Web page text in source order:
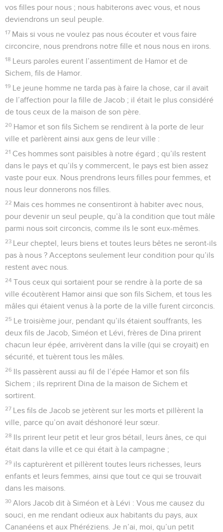
vos filles pour nous ; nous habiterons avec vous, et nous
deviendrons un seul peuple.
17 Mais si vous ne voulez pas nous écouter et vous faire
circoncire, nous prendrons notre fille et nous nous en irons.
18 Leurs paroles eurent l’assentiment de Hamor et de
Sichem, fils de Hamor.
19 Le jeune homme ne tarda pas à faire la chose, car il avait
de l’affection pour la fille de Jacob ; il était le plus considéré
de tous ceux de la maison de son père.
20 Hamor et son fils Sichem se rendirent à la porte de leur
ville et parlèrent ainsi aux gens de leur ville :
21 Ces hommes sont paisibles à notre égard ; qu’ils restent
dans le pays et qu’ils y commercent, le pays est bien assez
vaste pour eux. Nous prendrons leurs filles pour femmes, et
nous leur donnerons nos filles.
22 Mais ces hommes ne consentiront à habiter avec nous,
pour devenir un seul peuple, qu’à la condition que tout mâle
parmi nous soit circoncis, comme ils le sont eux-mêmes.
23 Leur cheptel, leurs biens et toutes leurs bêtes ne seront-ils
pas à nous ? Acceptons seulement leur condition pour qu’ils
restent avec nous.
24 Tous ceux qui sortaient pour se rendre à la porte de sa
ville écoutèrent Hamor ainsi que son fils Sichem, et tous les
mâles qui étaient venus à la porte de la ville furent circoncis.
25 Le troisième jour, pendant qu’ils étaient souffrants, les
deux fils de Jacob, Siméon et Lévi, frères de Dina prirent
chacun leur épée, arrivèrent dans la ville (qui se croyait) en
sécurité, et tuèrent tous les mâles.
26 Ils passèrent aussi au fil de l’épée Hamor et son fils
Sichem ; ils reprirent Dina de la maison de Sichem et
sortirent.
27 Les fils de Jacob se jetèrent sur les morts et pillèrent la
ville, parce qu’on avait déshonoré leur sœur.
28 Ils prirent leur petit et leur gros bétail, leurs ânes, ce qui
était dans la ville et ce qui était à la campagne ;
29 ils capturèrent et pillèrent toutes leurs richesses, leurs
enfants et leurs femmes, ainsi que tout ce qui se trouvait
dans les maisons.
30 Alors Jacob dit à Siméon et à Lévi : Vous me causez du
souci, en me rendant odieux aux habitants du pays, aux
Cananéens et aux Phéréziens. Je n’ai, moi, qu’un petit